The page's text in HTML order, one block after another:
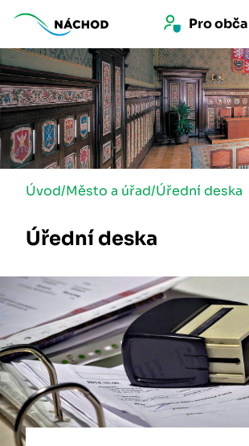
Pro
Úvod/Město a úřad/Úřední deska
Úřední deska